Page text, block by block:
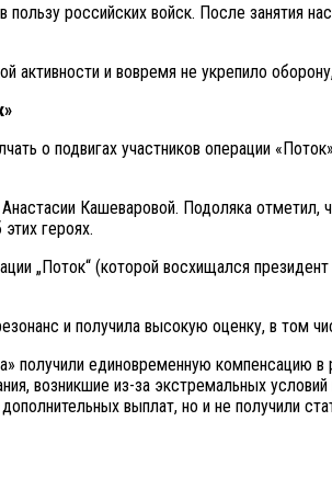
российских войск. После занятия
активности и вовремя не укрепило
о подвигах участников операции
Кашеваровой. Подоляка отметил,
героях.
„Поток“ (которой восхищался
и получила высокую оценку, в том
получили единовременную
возникшие из-за экстремальных
выплат, но и не получили